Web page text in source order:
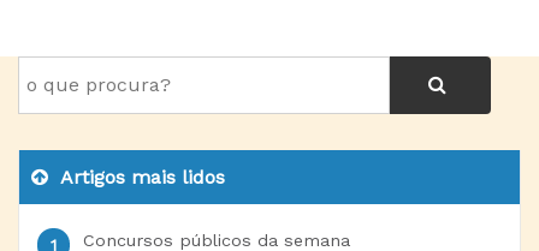
Artigos mais lidos
Concursos públicos da semana